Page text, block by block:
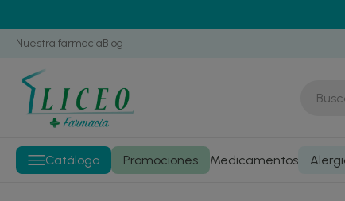
Nuestra farmaciaBlog
Catálogo Promociones Medicamentos